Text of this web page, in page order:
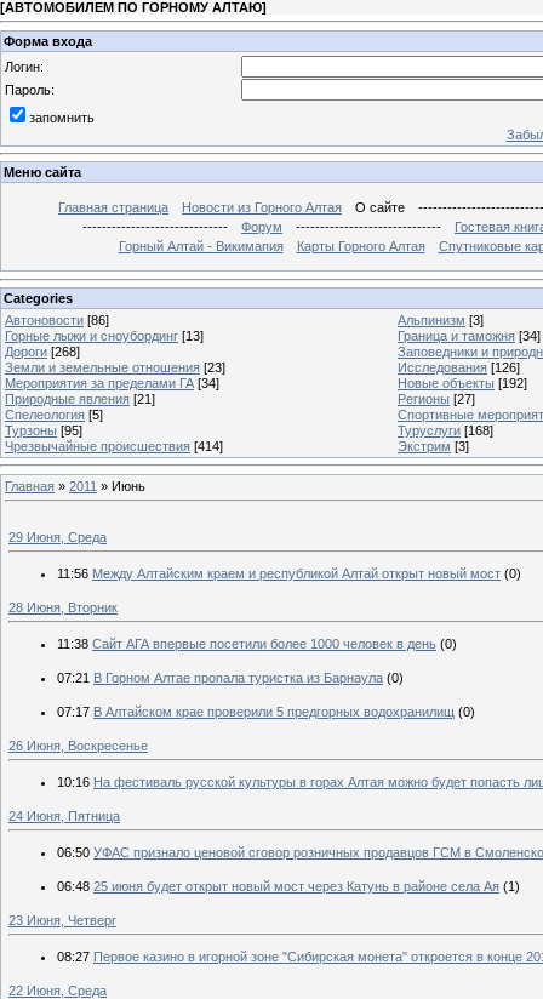
[АВТОМОБИЛЕМ ПО ГОРНОМУ АЛТАЮ]
Форма входа
Логин:
Пароль:
запомнить
Меню сайта
Главная страница Новости из Горного Алтая О сайте
------------------------------
Форум ------------------------------
Гостевая
Горный Алтай - Викимапия
Карты Горного Алтая Спутниковые
Categories
Автоновости [86] Альпинизм [3]
Горные лыжи и сноубординг [13] Граница и таможня [34]
Дороги [268]
Заповедники и
Земли и земельные отношения [23] Исследования [126]
Мероприятия за пределами ГА [34] Новые объекты [192]
Природные явления [21] Регионы [27]
Спелеология [5]
Спортивные
Турзоны [95] Туруслуги [168]
Чрезвычайные происшествия [414] Экстрим [3]
Главная » 2011 » Июнь
29 Июня, Среда
11:56 Между Алтайским краем и республикой Алтай открыт новый мост (0)
28 Июня, Вторник
11:38 Сайт АГА впервые посетили более 1000 человек в день (0)
07:21 В Горном Алтае пропала туристка из Барнаула (0)
07:17 В Алтайском крае проверили 5 предгорных водохранилищ (0)
26 Июня, Воскресенье
10:16 На фестиваль русской культуры в горах Алтая можно будет попасть
24 Июня, Пятница
06:50 УФАС признало ценовой сговор розничных продавцов ГСМ в
06:48 25 июня будет открыт новый мост через Катунь в районе села Ая (1)
23 Июня, Четверг
08:27 Первое казино в игорной зоне "Сибирская монета" откроется в конце
22 Июня, Среда